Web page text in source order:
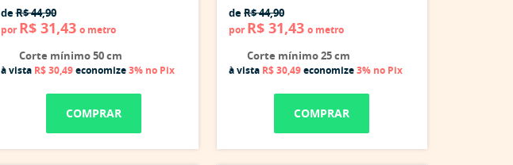
deR$ 44,90
por R$ 31,43 o metro
Corte mínimo 50 cm
à vista R$ 30,49economize3% no Pix
COMPRAR
deR$ 44,90
por R$ 31,43 o metro
Corte mínimo 25 cm
à vista R$ 30,49economize3% no Pix
COMPRAR